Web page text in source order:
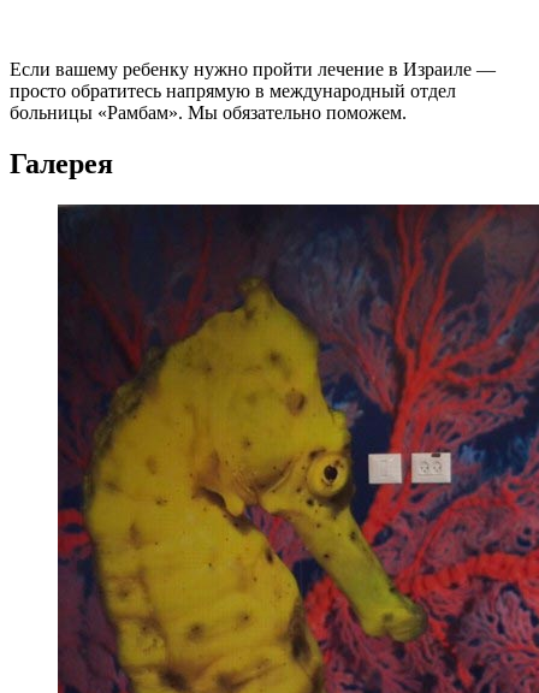
Если вашему ребенку нужно пройти лечение в Израиле —
просто обратитесь напрямую в международный отдел
больницы «Рамбам». Мы обязательно поможем.
Галерея